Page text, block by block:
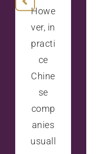
Howe
ver, in
practi
ce
Chine
se
comp
anies
usuall